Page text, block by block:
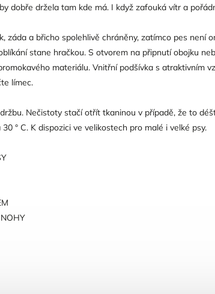
dobře držela tam kde má. I když zafouká vítr a
záda a břicho spolehlivě chráněny, zatímco pes není
stane hračkou. S otvorem na připnutí obojku
materiálu. Vnitřní podšívka s atraktivním
límec.
Nečistoty stačí otřít tkaninou v případě, že to
° C. K dispozici ve velikostech pro malé i velké psy.